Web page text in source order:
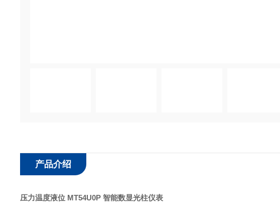
产品介绍
压力温度液位 MT54U0P 智能数显光柱仪表